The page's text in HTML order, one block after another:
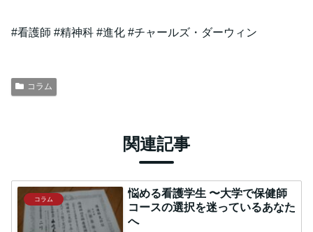
#看護師 #精神科 #進化 #チャールズ・ダーウィン
コラム
関連記事
コラム
悩める看護学生 〜大学で保健師
コースの選択を迷っているあなた
へ